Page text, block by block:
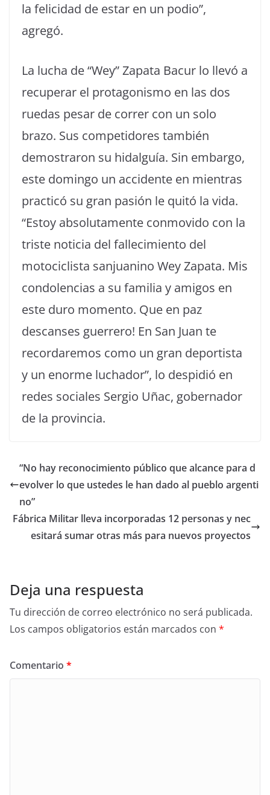
la felicidad de estar en un podio”,
agregó.
La lucha de “Wey” Zapata Bacur lo llevó a
recuperar el protagonismo en las dos
ruedas pesar de correr con un solo
brazo. Sus competidores también
demostraron su hidalguía. Sin embargo,
este domingo un accidente en mientras
practicó su gran pasión le quitó la vida.
“Estoy absolutamente conmovido con la
triste noticia del fallecimiento del
motociclista sanjuanino Wey Zapata. Mis
condolencias a su familia y amigos en
este duro momento. Que en paz
descanses guerrero! En San Juan te
recordaremos como un gran deportista
y un enorme luchador”, lo despidió en
redes sociales Sergio Uñac, gobernador
de la provincia.
“No hay reconocimiento público que alcance para d
evolver lo que ustedes le han dado al pueblo argenti
no”
Fábrica Militar lleva incorporadas 12 personas y nec
esitará sumar otras más para nuevos proyectos
Deja una respuesta
Tu dirección de correo electrónico no será publicada.
Los campos obligatorios están marcados con *
Comentario *